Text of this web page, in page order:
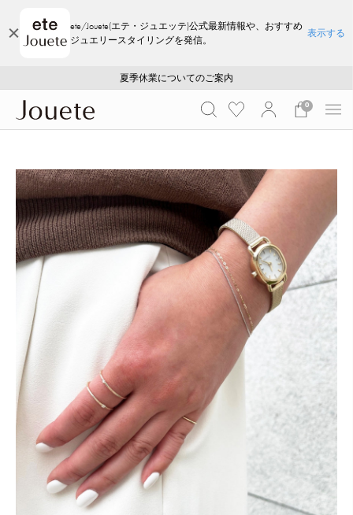
ete/Jouete(エテ・ジュエッテ)公式最新情報や、おすすめ
ジュエリースタイリングを発信。
表示する
採用のご案内
ご注文いただいたお品物のお届け状況について
夏季休業についてのご案内
WEB LIMITED ITEMS >>
採用のご案内
ご注文いただいたお品物のお届け状況について
0